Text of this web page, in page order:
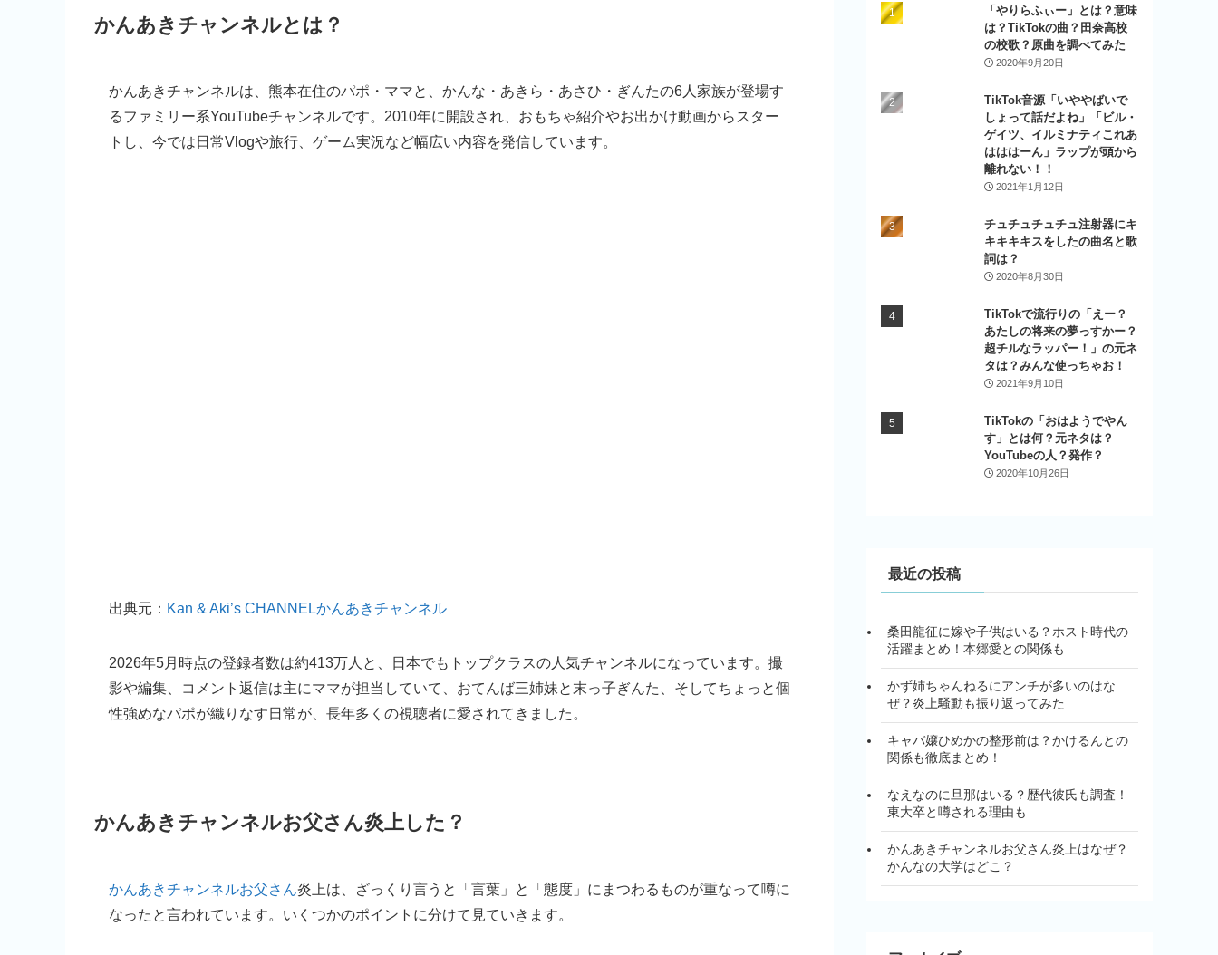
かんあきチャンネルとは？
かんあきチャンネルは、熊本在住のパポ・ママと、かんな・あきら・あさひ・ぎんたの6人家族が登場す
るファミリー系YouTubeチャンネルです。2010年に開設され、おもちゃ紹介やお出かけ動画からスター
トし、今では日常Vlogや旅行、ゲーム実況など幅広い内容を発信しています。
出典元： Kan & Aki’s CHANNELかんあきチャンネル
2026年5月時点の登録者数は約413万人と、日本でもトップクラスの人気チャンネルになっています。撮
影や編集、コメント返信は主にママが担当していて、おてんば三姉妹と末っ子ぎんた、そしてちょっと個
性強めなパポが織りなす日常が、長年多くの視聴者に愛されてきました。
かんあきチャンネルお父さん炎上した？
かんあきチャンネルお父さん炎上は、ざっくり言うと「言葉」と「態度」にまつわるものが重なって噂に
なったと言われています。いくつかのポイントに分けて見ていきます。
「やりらふぃー」とは？意味
は？TikTokの曲？田奈高校
の校歌？原曲を調べてみた
2020年9月20日
TikTok音源「いややばいで
しょって話だよね」「ビル・
ゲイツ、イルミナティこれあ
はははーん」ラップが頭から
離れない！！
2021年1月12日
チュチュチュチュ注射器にキ
キキキキスをしたの曲名と歌
詞は？
2020年8月30日
TikTokで流行りの「えー？
あたしの将来の夢っすかー？
超チルなラッパー！」の元ネ
タは？みんな使っちゃお！
2021年9月10日
TikTokの「おはようでやん
す」とは何？元ネタは？
YouTubeの人？発作？
2020年10月26日
最近の投稿
桑田龍征に嫁や子供はいる？ホスト時代の
活躍まとめ！本郷愛との関係も
かず姉ちゃんねるにアンチが多いのはな
ぜ？炎上騒動も振り返ってみた
キャバ嬢ひめかの整形前は？かけるんとの
関係も徹底まとめ！
なえなのに旦那はいる？歴代彼氏も調査！
東大卒と噂される理由も
かんあきチャンネルお父さん炎上はなぜ？
かんなの大学はどこ？